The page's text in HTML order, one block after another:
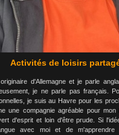
Activités de loisirs
d'Allemagne et je parle
je ne parle pas français.
je suis au Havre pour les
une compagnie agréable pour
d'esprit et loin d'être prude. Si
avec moi et de